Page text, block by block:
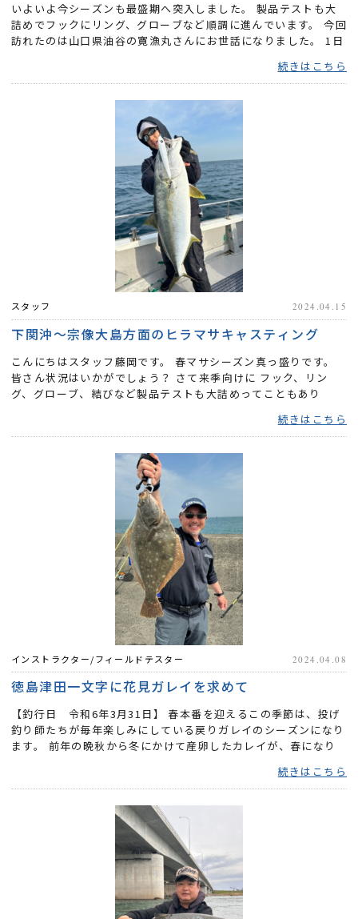
いよいよ今シーズンも最盛期へ突入しました。 製品テストも大
詰めでフックにリング、グローブなど順調に進んでいます。 今回
訪れたのは山口県油谷の寛漁丸さんにお世話になりました。 1日
続きはこちら
スタッフ 2024.04.15
下関沖〜宗像大島方面のヒラマサキャスティング
こんにちはスタッフ藤岡です。 春マサシーズン真っ盛りです。
皆さん状況はいかがでしょう？ さて来季向けに フック、リン
グ、グローブ、結びなど製品テストも大詰めってこともあり
続きはこちら
インストラクター/フィールドテスター 2024.04.08
徳島津田一文字に花見ガレイを求めて
【釣行日 令和6年3月31日】 春本番を迎えるこの季節は、投げ
釣り師たちが毎年楽しみにしている戻りガレイのシーズンになり
ます。 前年の晩秋から冬にかけて産卵したカレイが、春になり
続きはこちら